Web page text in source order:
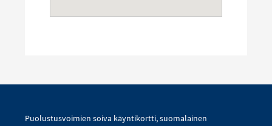
Puolustusvoimien soiva käyntikortti, suomalainen